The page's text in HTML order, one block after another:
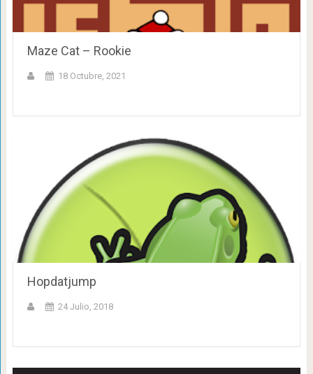
Maze Cat – Rookie
18 Octubre, 2021
Hopdatjump
24 Julio, 2018